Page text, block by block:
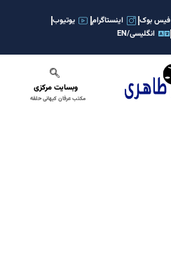
فیس بوک اینستاگرام
یوتیوب
انگلیسی/EN
وبسایت مرکزی
مکتب عرفان کیهانی حلقه